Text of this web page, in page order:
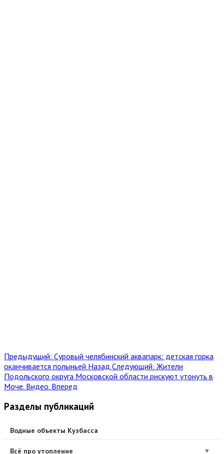
Предыдущий: Суровый челябинский аквапарк: детская горка
оканчивается полыньей Назад Следующий: Жители
Подольского округа Московской области рискуют утонуть в
Моче. Видео. Вперед
Разделы публикаций
Водные объекты Кузбасса
Всё про утопление ▼